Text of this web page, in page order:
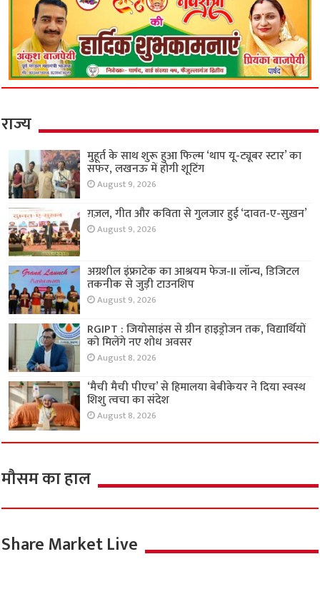
राज्य
मुहूर्त के साथ शुरू हुआ फिल्म ‘थाप यू-ट्यूबर स्टार’ का
सफर, लखनऊ में होगी शूटिंग
August 9, 2026
ग़ज़ल, गीत और कविता से गुलजार हुई ‘दावत-ए-सुख़न’
August 9, 2026
अग्रशील इंफ्राटेक का आश्रयम फेज-II लॉन्च, डिजिटल
तकनीक से जुड़ी टाउनशिप
August 9, 2026
RGIPT : जियोसाइंस से ग्रीन हाइड्रोजन तक, विद्यार्थियों
को मिलेंगे नए शोध अवसर
August 8, 2026
‘मैची मैची पीएच’ से हिमालया बेबीकेयर ने दिया स्वस्थ
शिशु त्वचा का संदेश
August 8, 2026
मौसम का हाल
Share Market Live